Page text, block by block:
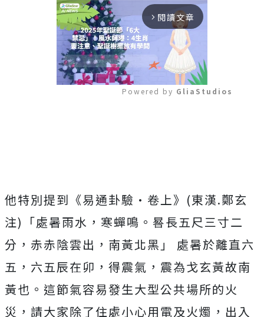
arrow_forward_ios 閱讀文章
Powered by GliaStudios
他特別提到《易通卦驗·卷上》(東漢.鄭玄
注)「處暑雨水，寒蟬鳴。晷長五尺三寸二
分，赤赤陰雲出，南黃北黑」 處暑於離直六
五，六五辰在卯，得震氣，震為戈玄黃故南
黃也。這節氣容易發生大型公共場所的火
災，請大家除了住處小心用電及火燭，出入